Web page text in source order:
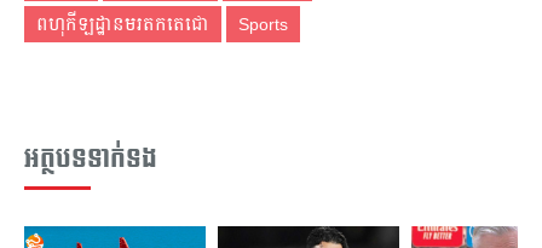
ពហុកីឡដ្ឋានមរតកតេជោ Sports
អត្ថបទទាក់ទង